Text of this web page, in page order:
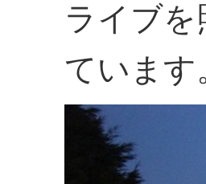
ライブ
ています